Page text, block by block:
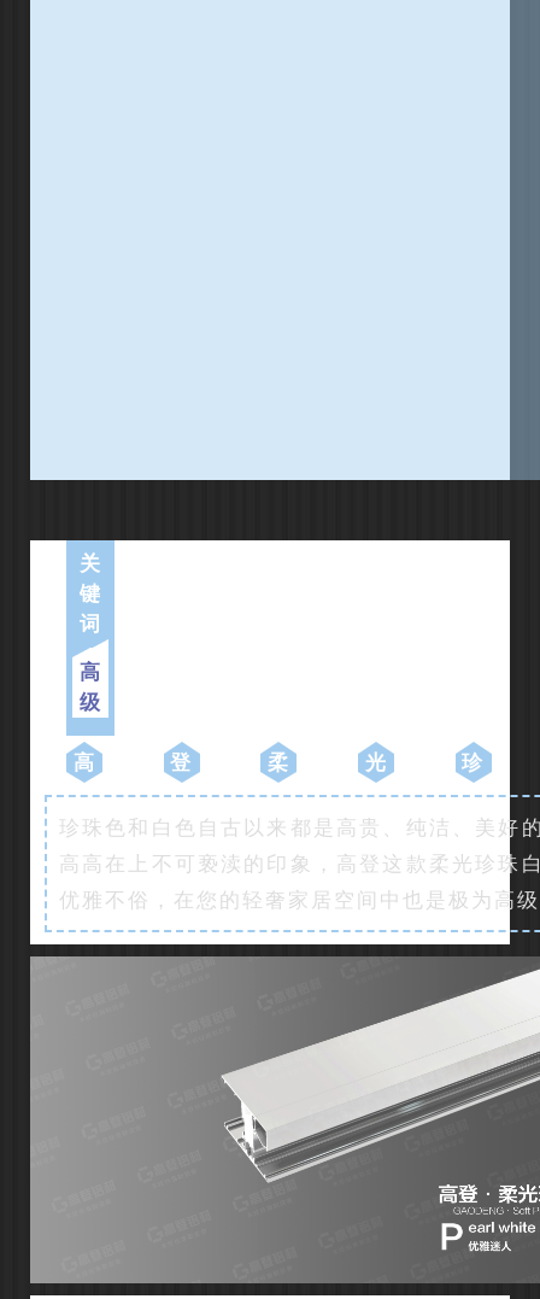
关
键
词
高
级
高 登 柔 光 珍
珍珠色和白色自古以来都是高贵、纯洁、美好
高高在上不可亵渎的印象，高登这款柔光珍珠
优雅不俗，在您的轻奢家居空间中也是极为高